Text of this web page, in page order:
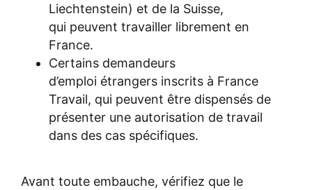
Liechtenstein) et de la Suisse,
qui peuvent travailler librement en
France.
Certains demandeurs
d’emploi étrangers inscrits à France
Travail, qui peuvent être dispensés de
présenter une autorisation de travail
dans des cas spécifiques.
Avant toute embauche, vérifiez que le